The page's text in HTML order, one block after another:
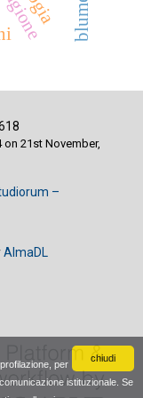
chiudi
per
istituzionale. Se
ragione
21st November,
–
AlmaDL